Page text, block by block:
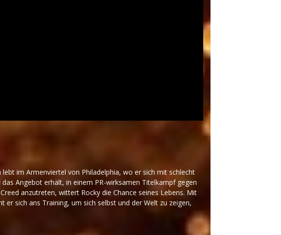
im Armenviertel von Philadelphia, wo er sich mit schlecht
Angebot erhält, in einem PR-wirksamen Titelkampf gegen
anzutreten, wittert Rocky die Chance seines Lebens. Mit
er sich ans Training, um sich selbst und der Welt zu zeigen,